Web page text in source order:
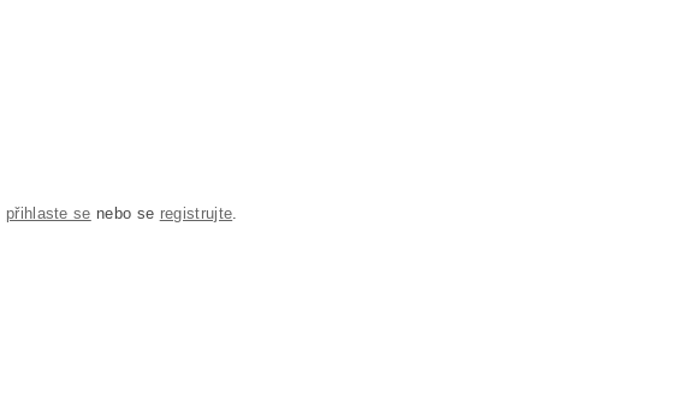
přihlaste se nebo se registrujte.